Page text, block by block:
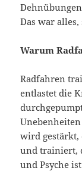
Das war
Warum
Radfahren
entlastet die
wird gestärkt,
und trainiert,
und Psyche